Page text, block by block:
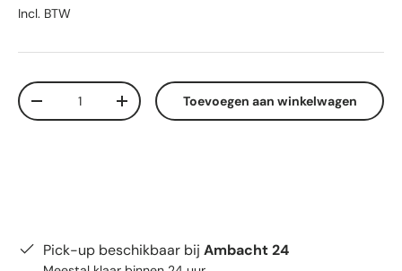
Incl. BTW
Aantal
Verlaag de hoeveelheidVerhoog de hoeveelheid
Toevoegen aan winkelwagen
Pick-up beschikbaar bij Ambacht 24